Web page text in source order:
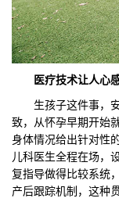
医疗技术让人心
生孩子这件事，安
致，从怀孕早期开始
身体情况给出针对性
儿科医生全程在场，
复指导做得比较系统
产后跟踪机制，这种